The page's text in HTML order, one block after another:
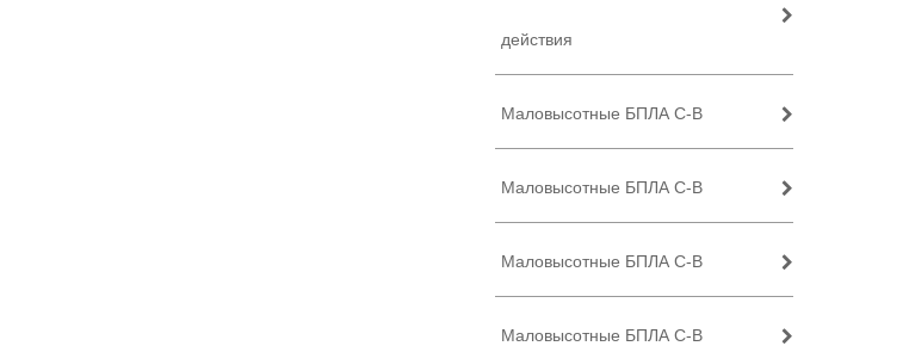
действия
Маловысотные БПЛА C-B
Маловысотные БПЛА C-B
Маловысотные БПЛА C-B
Маловысотные БПЛА C-B